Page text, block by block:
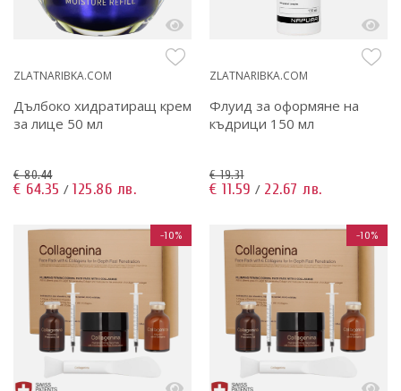
ZLATNARIBKA.COM
Дълбоко хидратиращ крем
за лице 50 мл
€ 80.44
€ 64.35 / 125.86 лв.
ZLATNARIBKA.COM
Флуид за оформяне на
къдрици 150 мл
€ 19.31
€ 11.59 / 22.67 лв.
-10% -10%